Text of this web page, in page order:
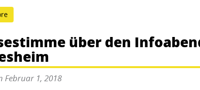
über den
Februar 1, 2018